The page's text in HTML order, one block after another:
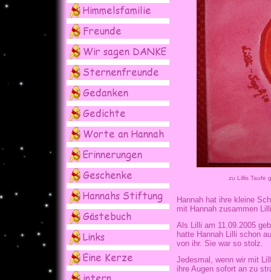
zu Lillis Taufe
Hannah hat ihre kleine
mit Hannah zusammen
Als Lilli am 11.09.2005
hatte Hannah Lilli schon
von ihr. Sie war so stolz.
Jedesmal, wenn wir mit
ihre Augen sofort an zu